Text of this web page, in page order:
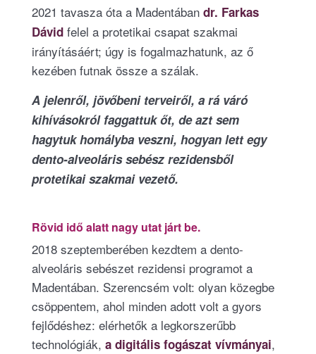
2021 tavasza óta a Madentában dr. Farkas
Dávid felel a protetikai csapat szakmai
irányításáért; úgy is fogalmazhatunk, az ő
kezében futnak össze a szálak.
A jelenről, jövőbeni terveiről, a rá váró
kihívásokról faggattuk őt, de azt sem
hagytuk homályba veszni, hogyan lett egy
dento-alveoláris sebész rezidensből
protetikai szakmai vezető.
Rövid idő alatt nagy utat járt be.
2018 szeptemberében kezdtem a dento-
alveoláris sebészet rezidensi programot a
Madentában. Szerencsém volt: olyan közegbe
csöppentem, ahol minden adott volt a gyors
fejlődéshez: elérhetők a legkorszerűbb
technológiák, a digitális fogászat vívmányai,